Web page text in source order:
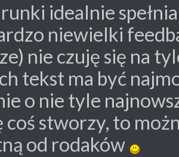
idealnie
niewielki
nie czuję się na
tekst ma być
o nie tyle
coś stworzy, to
od rodaków